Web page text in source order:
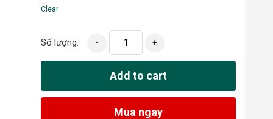
Clear
Số lượng: - +
Add to cart
Mua ngay